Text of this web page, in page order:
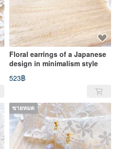
Floral earrings of a Japanese
design in minimalism style
523฿
ขายหมด